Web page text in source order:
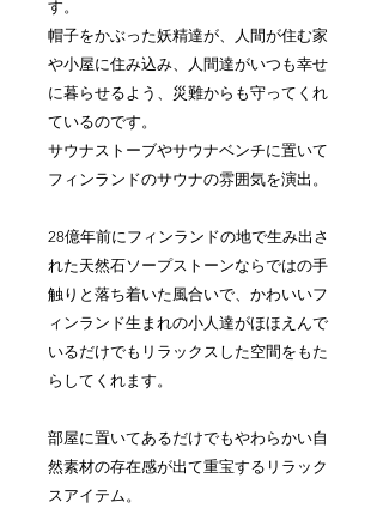
す。
帽子をかぶった妖精達が、人間が住む家
や小屋に住み込み、人間達がいつも幸せ
に暮らせるよう、災難からも守ってくれ
ているのです。
サウナストーブやサウナベンチに置いて
フィンランドのサウナの雰囲気を演出。
28億年前にフィンランドの地で生み出さ
れた天然石ソープストーンならではの手
触りと落ち着いた風合いで、かわいいフ
ィンランド生まれの小人達がほほえんで
いるだけでもリラックスした空間をもた
らしてくれます。
部屋に置いてあるだけでもやわらかい自
然素材の存在感が出て重宝するリラック
スアイテム。